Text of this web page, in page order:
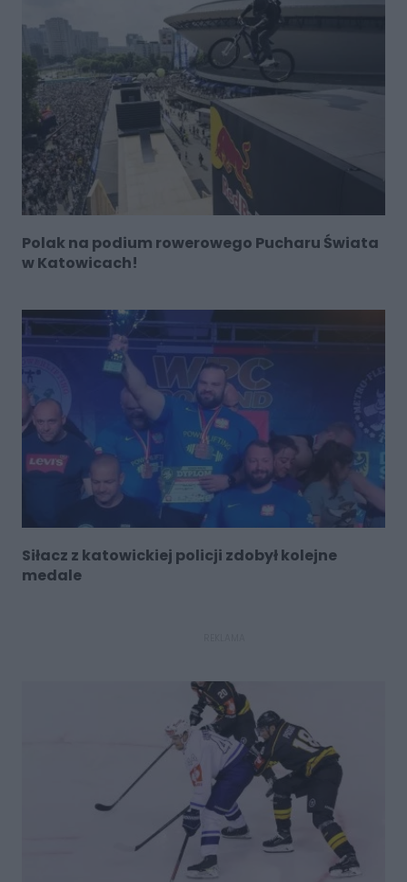
Polak na podium rowerowego Pucharu Świata
w Katowicach!
Siłacz z katowickiej policji zdobył kolejne
medale